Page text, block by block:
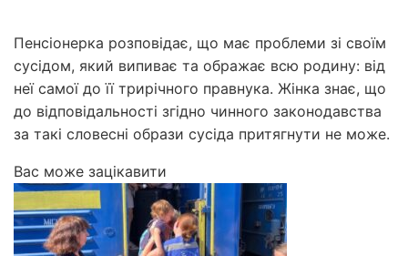
Пенсіонерка розповідає, що має проблеми зі своїм
сусідом, який випиває та ображає всю родину: від
неї самої до її трирічного правнука. Жінка знає, що
до відповідальності згідно чинного законодавства
за такі словесні образи сусіда притягнути не може.
Вас може зацікавити